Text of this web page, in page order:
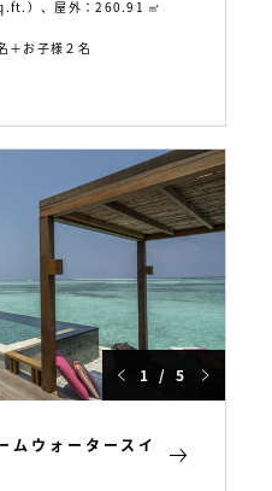
）、屋外：260.91 ㎡
＋お子様２名
1 / 5
ムウォータースイ